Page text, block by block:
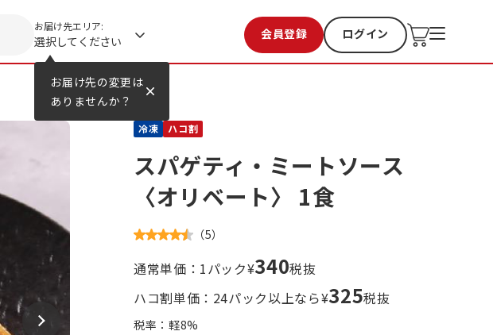
お届け先の変更は
ありませんか？
お届け先エリア:
選択してください 会員登録 ログイン
お気に入り 過去購入
冷凍 ハコ割
スパゲティ・ミートソース
〈オリベート〉 1食
（5）
通常単価：1パック¥340税抜
ハコ割単価：24パック以上なら¥325税抜
税率：軽8%